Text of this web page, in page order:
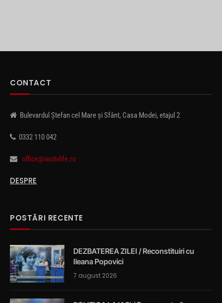
CONTACT
Bulevardul Ștefan cel Mare și Sfânt, Casa Modei, etajul 2
0332 110 042
office@iasitvlife.ro
DESPRE
POSTĂRI RECENTE
DEZBATEREA ZILEI / Reconstituiri cu
Ileana Popovici
7 august 2026